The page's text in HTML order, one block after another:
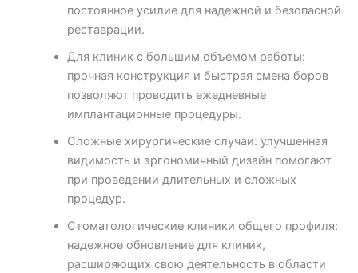
постоянное усилие для надежной и безопасной
реставрации.
Для клиник с большим объемом работы:
прочная конструкция и быстрая смена боров
позволяют проводить ежедневные
имплантационные процедуры.
Сложные хирургические случаи: улучшенная
видимость и эргономичный дизайн помогают
при проведении длительных и сложных
процедур.
Стоматологические клиники общего профиля:
надежное обновление для клиник,
расширяющих свою деятельность в области